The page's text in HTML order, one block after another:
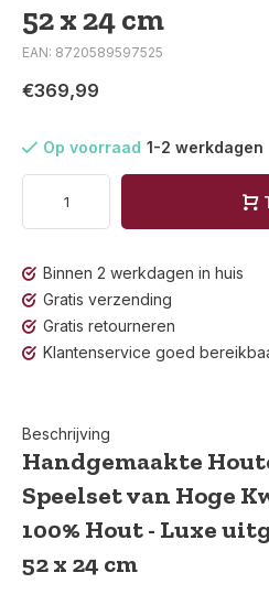
52 x 24 cm
EAN: 8720589597525
€369,99
Op voorraad 1-2 werkdagen
Binnen 2 werkdagen in huis
Gratis verzending
Gratis retourneren
Klantenservice goed
Beschrijving
Handgemaakte
Speelset van Hoge
100% Hout - Luxe
52 x 24 cm